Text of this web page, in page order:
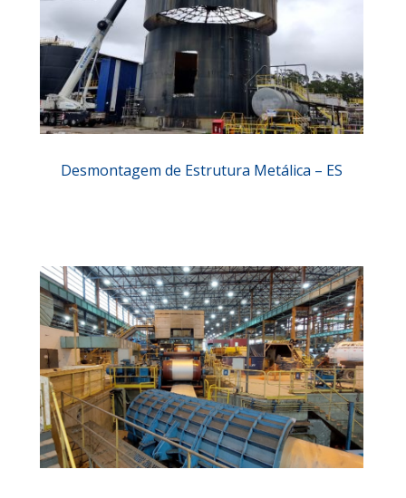
Desmontagem de Estrutura Metálica – ES